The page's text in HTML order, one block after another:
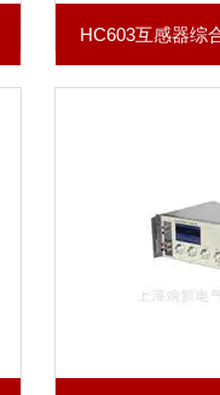
HC603互感器综